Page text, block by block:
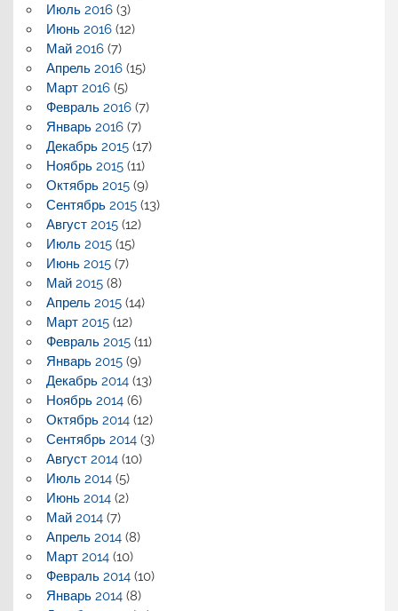
Июль 2016(3)
Июнь 2016(12)
Май 2016(7)
Апрель 2016(15)
Март 2016(5)
Февраль 2016(7)
Январь 2016(7)
Декабрь 2015(17)
Ноябрь 2015(11)
Октябрь 2015(9)
Сентябрь 2015(13)
Август 2015(12)
Июль 2015(15)
Июнь 2015(7)
Май 2015(8)
Апрель 2015(14)
Март 2015(12)
Февраль 2015(11)
Январь 2015(9)
Декабрь 2014(13)
Ноябрь 2014(6)
Октябрь 2014(12)
Сентябрь 2014(3)
Август 2014(10)
Июль 2014(5)
Июнь 2014(2)
Май 2014(7)
Апрель 2014(8)
Март 2014(10)
Февраль 2014(10)
Январь 2014(8)